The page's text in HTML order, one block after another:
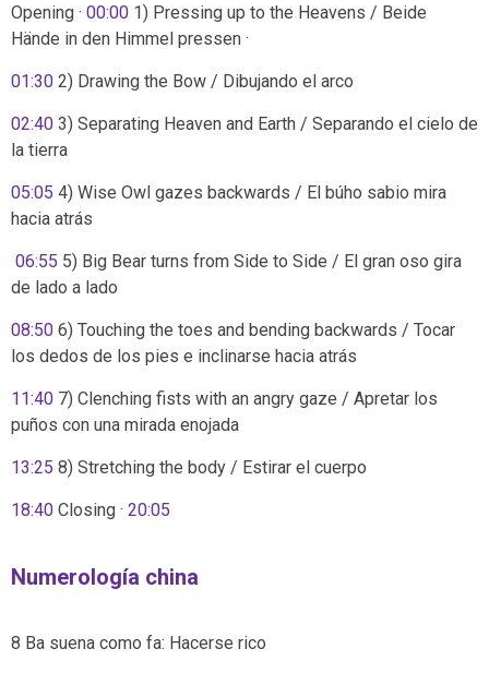
Opening · 00:00 1) Pressing up to the Heavens / Beide
Hände in den Himmel pressen ·
01:30 2) Drawing the Bow / Dibujando el arco
02:40 3) Separating Heaven and Earth / Separando el cielo de
la tierra
05:05 4) Wise Owl gazes backwards / El búho sabio mira
hacia atrás
06:55 5) Big Bear turns from Side to Side / El gran oso gira
de lado a lado
08:50 6) Touching the toes and bending backwards / Tocar
los dedos de los pies e inclinarse hacia atrás
11:40 7) Clenching fists with an angry gaze / Apretar los
puños con una mirada enojada
13:25 8) Stretching the body / Estirar el cuerpo
18:40 Closing · 20:05
Numerología china
8 Ba suena como fa: Hacerse rico